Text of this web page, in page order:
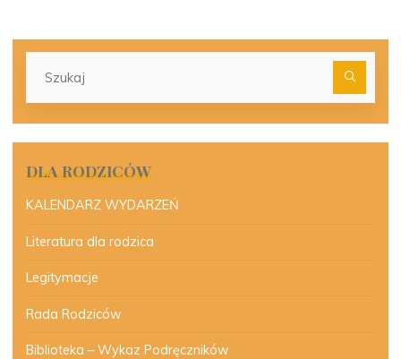
DLA RODZICÓW
KALENDARZ WYDARZEŃ
Literatura dla rodzica
Legitymacje
Rada Rodziców
Biblioteka – Wykaz Podręczników